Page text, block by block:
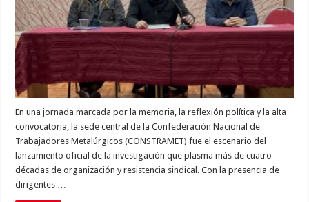
En una jornada marcada por la memoria, la reflexión política y la alta
convocatoria, la sede central de la Confederación Nacional de
Trabajadores Metalúrgicos (CONSTRAMET) fue el escenario del
lanzamiento oficial de la investigación que plasma más de cuatro
décadas de organización y resistencia sindical. Con la presencia de
dirigentes …